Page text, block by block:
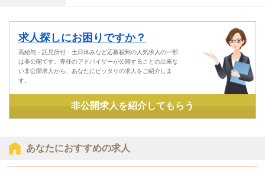
求人探しにお困りですか？
高給与・託児所付・土日休みなど応募殺到の人気求人の一部
は非公開です。専任のアドバイザーが公開することの出来な
い非公開求人から、あなたにピッタリの求人をご紹介しま
す。
非公開求人を紹介してもらう
あなたにおすすめの求人